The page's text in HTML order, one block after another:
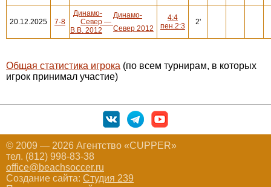
20.12.2025 7-8
Динамо-
Север
В.В. 2012
—
Динамо-
Север 2012
4:4
пен.2:3
2'
Общая статистика игрока (по всем турнирам, в которых
игрок принимал участие)
© 2009 — 2026 Агентство «CUPPER»
тел. (812) 998-83-38
office@beachsoccer.ru
Создание сайта: Студия 239